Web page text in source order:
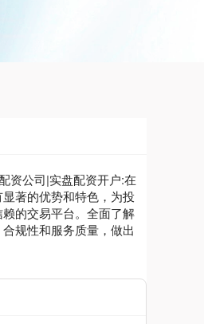
资公司|实盘配资开户:在
著的优势和特色，为投
的交易平台。全面了解
规性和服务质量，做出